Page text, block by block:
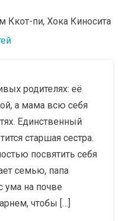
Ккот-пи, Хока Киносита
родителях: её
а мама всю себя
Единственный
старшая сестра.
посвятить себя
семью, папа
ума на почве
чтобы […]